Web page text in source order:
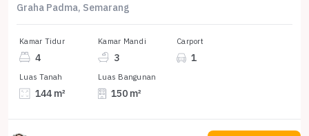
Graha Padma, Semarang
Kamar Tidur
4
Kamar Mandi
3
Carport
1
Luas Tanah
144 m²
Luas Bangunan
150 m²